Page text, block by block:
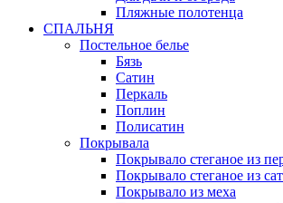
Пляжные полотенца
СПАЛЬНЯ
Постельное белье
Бязь
Сатин
Перкаль
Поплин
Полисатин
Покрывала
Покрывало стеганое из
Покрывало стеганое из
Покрывало из меха